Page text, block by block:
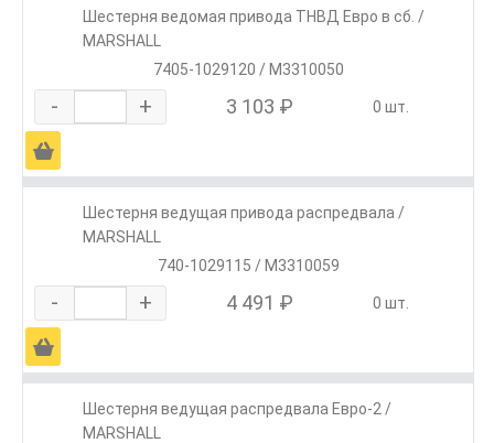
Шестерня ведомая привода ТНВД Евро в сб. /
MARSHALL
7405-1029120 / M3310050
- + 3 103 ₽ 0 шт.
Ä
Шестерня ведущая привода распредвала /
MARSHALL
740-1029115 / M3310059
- + 4 491 ₽ 0 шт.
Ä
Шестерня ведущая распредвала Евро-2 /
MARSHALL